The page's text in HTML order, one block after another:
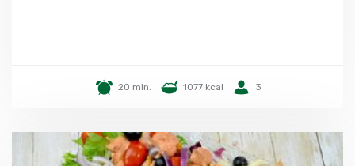
20 min. 1077 kcal 3